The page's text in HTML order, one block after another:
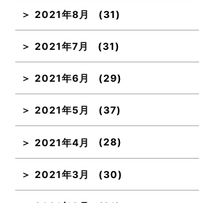
2021年8月 (31)
2021年7月 (31)
2021年6月 (29)
2021年5月 (37)
2021年4月 (28)
2021年3月 (30)